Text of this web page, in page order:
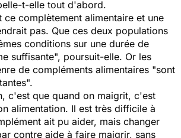
t-elle tout d'abord.
ce complètement alimentaire et une
pas. Que ces deux populations
conditions sur une durée de
suffisante", poursuit-elle. Or les
de compléments alimentaires "sont
c'est que quand on maigrit, c'est
alimentation. Il est très difficile à
ait pu aider, mais changer
contre aide à faire maigrir, sans